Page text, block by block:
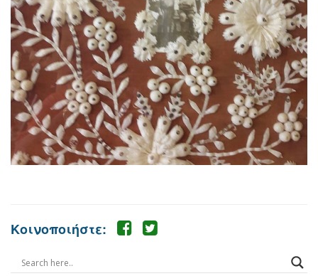
Κοινοποιήστε: